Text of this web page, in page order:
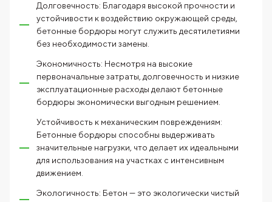
Долговечность: Благодаря высокой прочности и
устойчивости к воздействию окружающей среды,
бетонные бордюры могут служить десятилетиями
без необходимости замены.
Экономичность: Несмотря на высокие
первоначальные затраты, долговечность и низкие
эксплуатационные расходы делают бетонные
бордюры экономически выгодным решением.
Устойчивость к механическим повреждениям:
Бетонные бордюры способны выдерживать
значительные нагрузки, что делает их идеальными
для использования на участках с интенсивным
движением.
Экологичность: Бетон — это экологически чистый